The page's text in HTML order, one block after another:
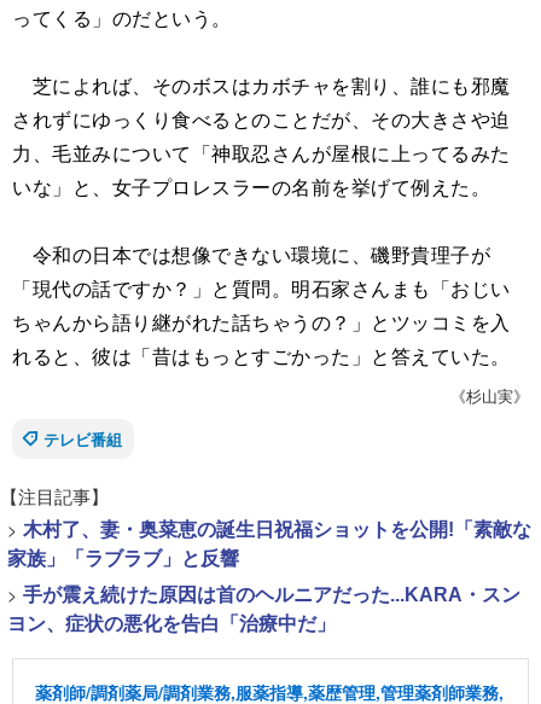
ってくる」のだという。
芝によれば、そのボスはカボチャを割り、誰にも邪魔
されずにゆっくり食べるとのことだが、その大きさや迫
力、毛並みについて「神取忍さんが屋根に上ってるみた
いな」と、女子プロレスラーの名前を挙げて例えた。
令和の日本では想像できない環境に、磯野貴理子が
「現代の話ですか？」と質問。明石家さんまも「おじい
ちゃんから語り継がれた話ちゃうの？」とツッコミを入
れると、彼は「昔はもっとすごかった」と答えていた。
《杉山実》
テレビ番組
【注目記事】
> 木村了、妻・奥菜恵の誕生日祝福ショットを公開!「素敵な
家族」「ラブラブ」と反響
> 手が震え続けた原因は首のヘルニアだった...KARA・スン
ヨン、症状の悪化を告白「治療中だ」
薬剤師/調剤薬局/調剤業務,服薬指導,薬歴管理,管理薬剤師業務,